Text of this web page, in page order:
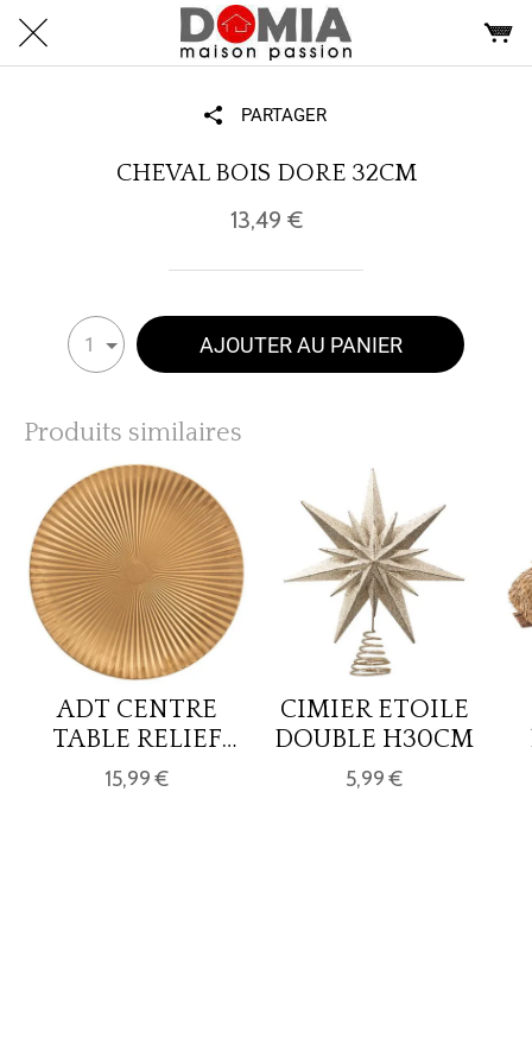
PARTAGER
CHEVAL BOIS DORE 32CM
13,49 €
1 AJOUTER AU PANIER
Produits similaires
ADT CENTRE
TABLE RELIEF
OR D49
15,99 €
CIMIER ETOILE
DOUBLE H30CM
5,99 €